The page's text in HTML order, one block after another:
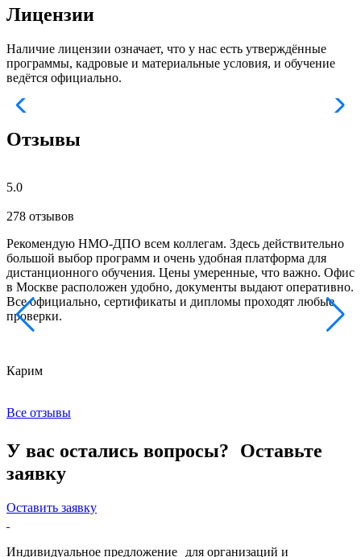
Лицензии
Наличие лицензии означает, что у нас есть утверждённые
программы, кадровые и материальные условия, и обучение
ведётся официально.
Отзывы
5.0
278 отзывов
Рекомендую НМО-ДПО всем коллегам. Здесь действительно
большой выбор программ и очень удобная платформа для
дистанционного обучения. Цены умеренные, что важно. Офис
в Москве расположен удобно, документы выдают оперативно.
Все официально, сертификаты и дипломы проходят любые
проверки.
Карим
Все отзывы
У вас остались вопросы? Оставьте
заявку
Оставить заявку
Индивидуальное предложение для организаций и